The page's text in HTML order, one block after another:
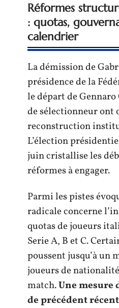
Réformes
: quotas,
calendrier
La démission de
présidence de la
le départ de
de sélectionneur ont
reconstruction
L’élection
juin cristallise les
réformes à engager.
Parmi les pistes
radicale concerne
quotas de joueurs
Serie A, B et C.
poussent jusqu’à un
joueurs de
match.Une mesure
de précédent